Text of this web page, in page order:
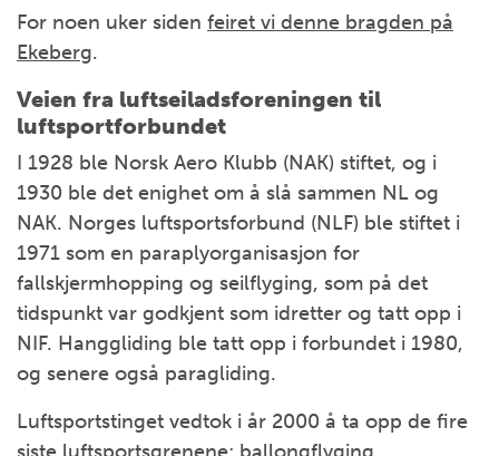
For noen uker siden feiret vi denne bragden på
Ekeberg.
Veien fra luftseiladsforeningen til
luftsportforbundet
I 1928 ble Norsk Aero Klubb (NAK) stiftet, og i
1930 ble det enighet om å slå sammen NL og
NAK. Norges luftsportsforbund (NLF) ble stiftet i
1971 som en paraplyorganisasjon for
fallskjermhopping og seilflyging, som på det
tidspunkt var godkjent som idretter og tatt opp i
NIF. Hanggliding ble tatt opp i forbundet i 1980,
og senere også paragliding.
Luftsportstinget vedtok i år 2000 å ta opp de fire